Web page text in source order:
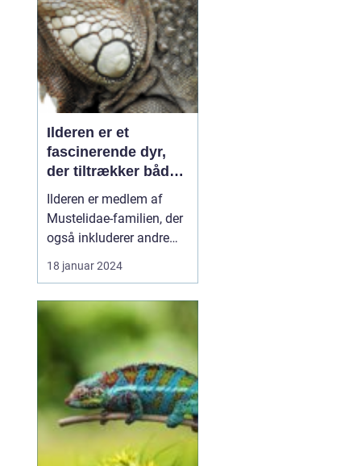
adfærd er skægagamen
et favoritvalg som
kæledyr....
Ilderen er et
fascinerende dyr,
der tiltrækker både
dyreejere og
dyreelskere på
grund af sin unikke
personlighed og
charme
Ilderen er medlem af
Mustelidae-familien, der
også inkluderer andre
små rovdyr som mår,
odder og grævling.
slanke krop, korte ben og
karakteristiske lange
hale. Denne artikel vil
præsentere en
dybdegående
undersøgelse af ilde...
18 januar 2024